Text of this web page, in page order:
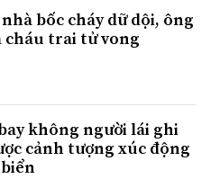
bốc cháy dữ dội, ông
cháu trai tử vong
không người lái ghi
cảnh tượng xúc động